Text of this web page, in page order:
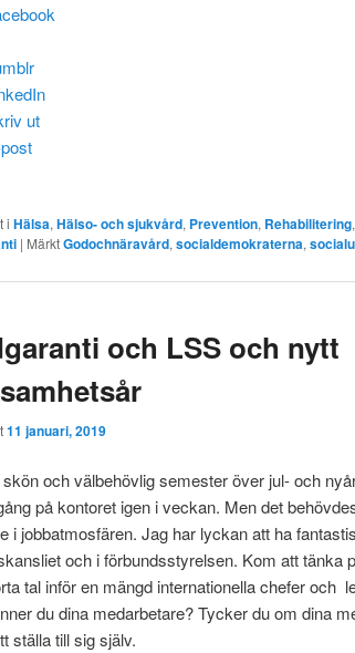
ut
i Hälsa, Hälso- och sjukvård, Prevention, Rehabilitering,
| MärktGodochnäravård, socialdemokraterna,
och LSS och nytt
11 januari, 2019
och välbehövlig semester över jul- och
på kontoret igen i veckan. Men det
i jobbatmosfären. Jag har lyckan att ha
och i förbundsstyrelsen. Kom att tänka
tal inför en mängd internationella chefer och
du dina medarbetare? Tycker du om dina
ställa till sig själv.